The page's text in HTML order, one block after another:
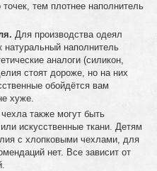
тем плотнее наполнитель
Для производства одеял
натуральный наполнитель
аналоги (силикон,
стоят дороже, но на них
обойдётся вам
хуже.
также могут быть
искусственные ткани. Детям
с хлопковыми чехлами, для
нет. Все зависит от